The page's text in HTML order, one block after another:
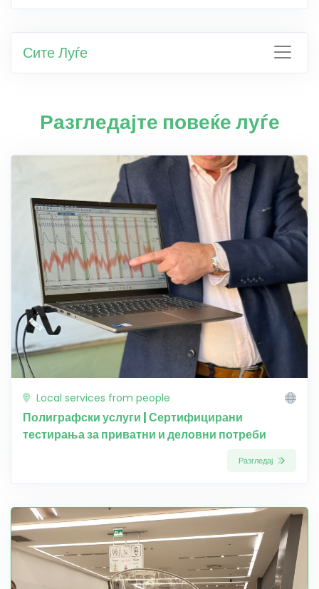
Сите Луѓе
Разгледајте повеќе луѓе
Local services from people
Полиграфски услуги | Сертифицирани
тестирања за приватни и деловни потреби
Разгледај